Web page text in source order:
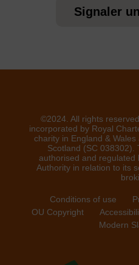
Signaler
©2024. All rights
incorporated by Royal
charity in England &
Scotland (SC 038302).
authorised and
Authority in relation to its
Conditions of use
OU Copyright
Modern